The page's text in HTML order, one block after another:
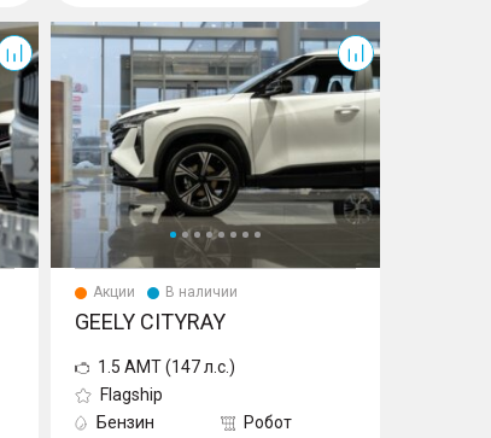
Cityray
Акции В наличии
GEELY CITYRAY
1.5 AMT (147 л.с.)
Flagship
Бензин
Робот